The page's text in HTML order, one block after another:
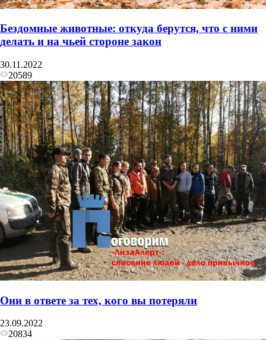
Бездомные животные: откуда берутся, что с ними
делать и на чьей стороне закон
30.11.2022
20589
Они в ответе за тех, кого вы потеряли
23.09.2022
20834